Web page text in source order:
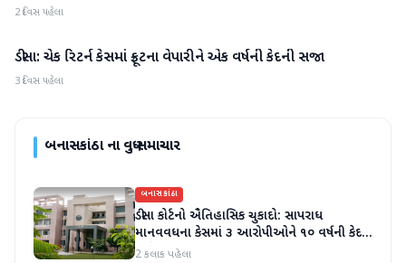
2 દિવસ પહેલા
બનાસકાંઠા
ડીસા: ચેક રિટર્ન કેસમાં ફ્રૂટના વેપારીને એક વર્ષની કેદની સજા
3 દિવસ પહેલા
બનાસકાંઠાના વધુ સમાચાર
બનાસકાંઠા
ડીસા કોર્ટનો ઐતિહાસિક ચુકાદો: સાપરાધ
માનવવધના કેસમાં ૩ આરોપીઓને ૧૦ વર્ષની કેદ
અને ૬ લાખનો દંડ
2 કલાક પહેલા